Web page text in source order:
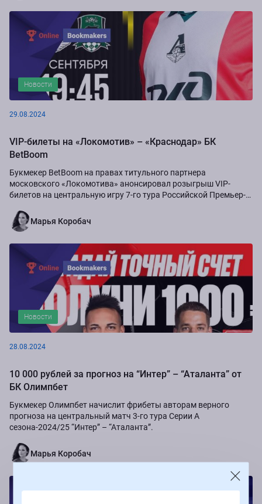
Новости
29.08.2024
VIP-билеты на «Локомотив» – «Краснодар» БК
BetBoom
Букмекер BetBoom на правах титульного партнера
московского «Локомотива» анонсировал розыгрыш VIP-
билетов на центральную игру 7-го тура Российской Премьер-
Марья Коробач
Новости
28.08.2024
10 000 рублей за прогноз на “Интер” – “Аталанта” от
БК Олимпбет
Букмекер Олимпбет начислит фрибеты авторам верного
прогноза на центральный матч 3-го тура Серии А
сезона-2024/25 “Интер” – “Аталанта”.
Марья Коробач